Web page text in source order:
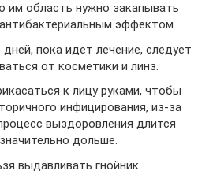
им область нужно закапывать
эффектом.
пока идет лечение, следует
от косметики и линз.
к лицу руками, чтобы
инфицирования, из-за
выздоровления длится
значительно дольше.
выдавливать гнойник.